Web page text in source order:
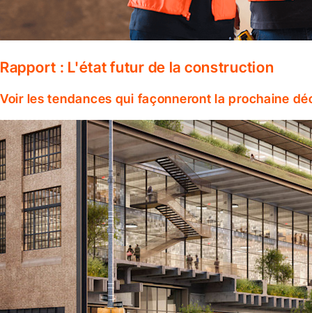
Rapport : L'état futur de la construction
Voir les tendances qui façonneront la prochaine